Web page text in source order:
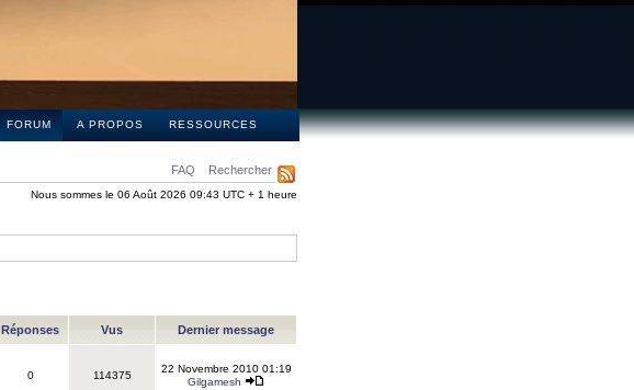
FORUM A PROPOS RESSOURCES
FAQ Rechercher
Nous sommes le 06 Août 2026 09:43 UTC + 1 heure
Réponses Vus Dernier message
0 114375
22 Novembre 2010 01:19
Gilgamesh